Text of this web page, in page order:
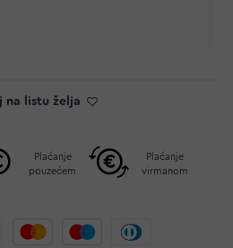
na listu želja
Plaćanje
pouzećem
Plaćanje
virmanom